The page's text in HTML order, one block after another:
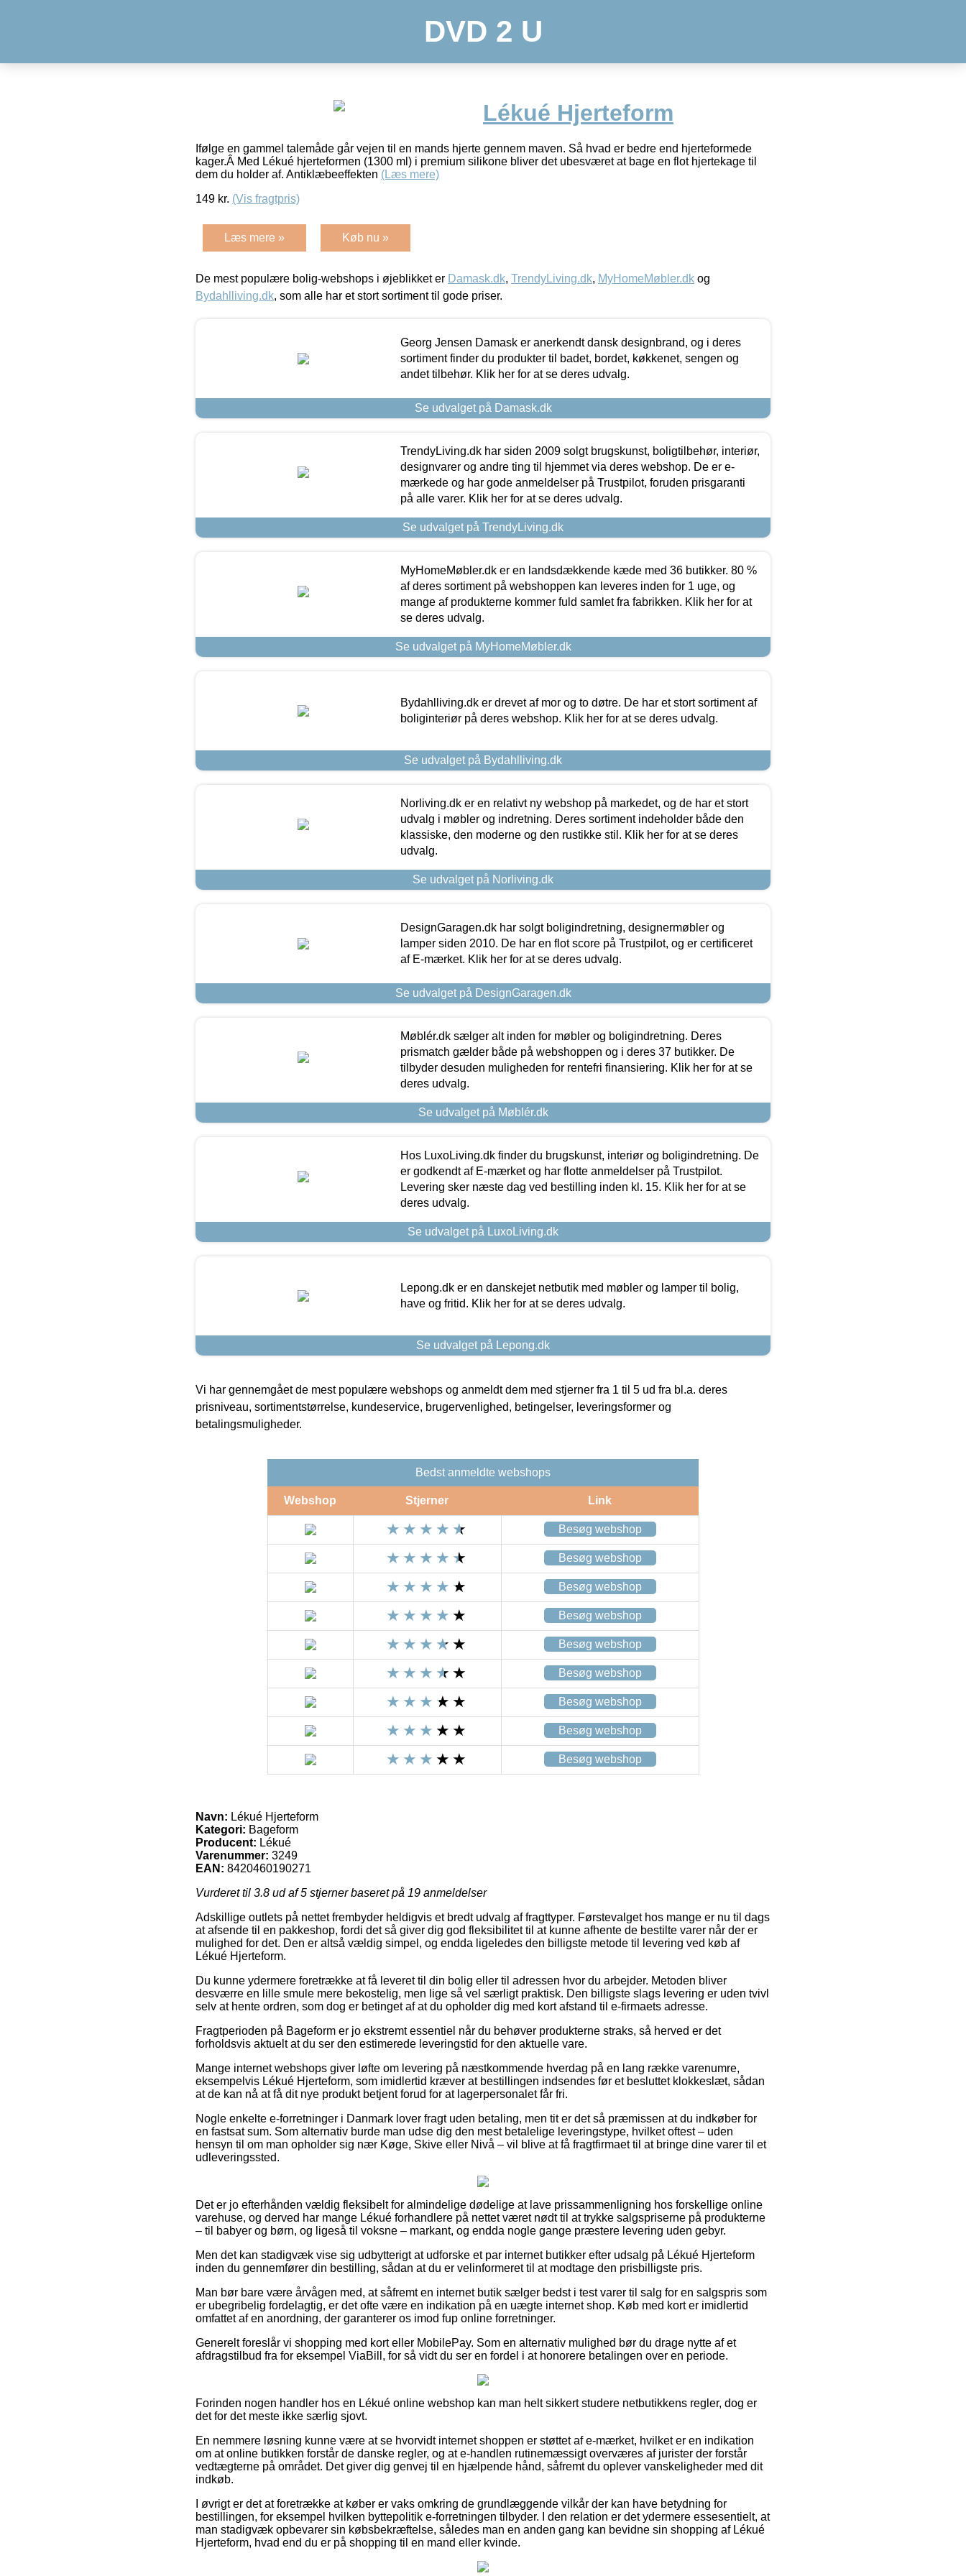
DVD 2 U
Lékué Hjerteform
Ifølge en gammel talemåde går vejen til en mands hjerte gennem maven. Så hvad er bedre end hjerteformede
kager.Â Med Lékué hjerteformen (1300 ml) i premium silikone bliver det ubesværet at bage en flot hjertekage til
dem du holder af. Antiklæbeeffekten (Læs mere)
149 kr. (Vis fragtpris)
Læs mere » Køb nu »
De mest populære bolig-webshops i øjeblikket er Damask.dk, TrendyLiving.dk, MyHomeMøbler.dk og
Bydahlliving.dk, som alle har et stort sortiment til gode priser.
Georg Jensen Damask er anerkendt dansk designbrand, og i deres
sortiment finder du produkter til badet, bordet, køkkenet, sengen og
andet tilbehør. Klik her for at se deres udvalg.
Se udvalget på Damask.dk
TrendyLiving.dk har siden 2009 solgt brugskunst, boligtilbehør, interiør,
designvarer og andre ting til hjemmet via deres webshop. De er e-
mærkede og har gode anmeldelser på Trustpilot, foruden prisgaranti
på alle varer. Klik her for at se deres udvalg.
Se udvalget på TrendyLiving.dk
MyHomeMøbler.dk er en landsdækkende kæde med 36 butikker. 80 %
af deres sortiment på webshoppen kan leveres inden for 1 uge, og
mange af produkterne kommer fuld samlet fra fabrikken. Klik her for at
se deres udvalg.
Se udvalget på MyHomeMøbler.dk
Bydahlliving.dk er drevet af mor og to døtre. De har et stort sortiment af
boliginteriør på deres webshop. Klik her for at se deres udvalg.
Se udvalget på Bydahlliving.dk
Norliving.dk er en relativt ny webshop på markedet, og de har et stort
udvalg i møbler og indretning. Deres sortiment indeholder både den
klassiske, den moderne og den rustikke stil. Klik her for at se deres
udvalg.
Se udvalget på Norliving.dk
DesignGaragen.dk har solgt boligindretning, designermøbler og
lamper siden 2010. De har en flot score på Trustpilot, og er certificeret
af E-mærket. Klik her for at se deres udvalg.
Se udvalget på DesignGaragen.dk
Møblér.dk sælger alt inden for møbler og boligindretning. Deres
prismatch gælder både på webshoppen og i deres 37 butikker. De
tilbyder desuden muligheden for rentefri finansiering. Klik her for at se
deres udvalg.
Se udvalget på Møblér.dk
Hos LuxoLiving.dk finder du brugskunst, interiør og boligindretning. De
er godkendt af E-mærket og har flotte anmeldelser på Trustpilot.
Levering sker næste dag ved bestilling inden kl. 15. Klik her for at se
deres udvalg.
Se udvalget på LuxoLiving.dk
Lepong.dk er en danskejet netbutik med møbler og lamper til bolig,
have og fritid. Klik her for at se deres udvalg.
Se udvalget på Lepong.dk
Vi har gennemgået de mest populære webshops og anmeldt dem med stjerner fra 1 til 5 ud fra bl.a. deres
prisniveau, sortimentstørrelse, kundeservice, brugervenlighed, betingelser, leveringsformer og
betalingsmuligheder.
Bedst anmeldte webshops
Webshop Stjerner Link
Besøg webshop
Besøg webshop
Besøg webshop
Besøg webshop
Besøg webshop
Besøg webshop
Besøg webshop
Besøg webshop
Besøg webshop
Navn: Lékué Hjerteform
Kategori: Bageform
Producent: Lékué
Varenummer: 3249
EAN: 8420460190271
Vurderet til 3.8 ud af 5 stjerner baseret på 19 anmeldelser
Adskillige outlets på nettet frembyder heldigvis et bredt udvalg af fragttyper. Førstevalget hos mange er nu til dags
at afsende til en pakkeshop, fordi det så giver dig god fleksibilitet til at kunne afhente de bestilte varer når der er
mulighed for det. Den er altså vældig simpel, og endda ligeledes den billigste metode til levering ved køb af
Lékué Hjerteform.
Du kunne ydermere foretrække at få leveret til din bolig eller til adressen hvor du arbejder. Metoden bliver
desværre en lille smule mere bekostelig, men lige så vel særligt praktisk. Den billigste slags levering er uden tvivl
selv at hente ordren, som dog er betinget af at du opholder dig med kort afstand til e-firmaets adresse.
Fragtperioden på Bageform er jo ekstremt essentiel når du behøver produkterne straks, så herved er det
forholdsvis aktuelt at du ser den estimerede leveringstid for den aktuelle vare.
Mange internet webshops giver løfte om levering på næstkommende hverdag på en lang række varenumre,
eksempelvis Lékué Hjerteform, som imidlertid kræver at bestillingen indsendes før et besluttet klokkeslæt, sådan
at de kan nå at få dit nye produkt betjent forud for at lagerpersonalet får fri.
Nogle enkelte e-forretninger i Danmark lover fragt uden betaling, men tit er det så præmissen at du indkøber for
en fastsat sum. Som alternativ burde man udse dig den mest betalelige leveringstype, hvilket oftest – uden
hensyn til om man opholder sig nær Køge, Skive eller Nivå – vil blive at få fragtfirmaet til at bringe dine varer til et
udleveringssted.
Det er jo efterhånden vældig fleksibelt for almindelige dødelige at lave prissammenligning hos forskellige online
varehuse, og derved har mange Lékué forhandlere på nettet været nødt til at trykke salgspriserne på produkterne
– til babyer og børn, og ligeså til voksne – markant, og endda nogle gange præstere levering uden gebyr.
Men det kan stadigvæk vise sig udbytterigt at udforske et par internet butikker efter udsalg på Lékué Hjerteform
inden du gennemfører din bestilling, sådan at du er velinformeret til at modtage den prisbilligste pris.
Man bør bare være årvågen med, at såfremt en internet butik sælger bedst i test varer til salg for en salgspris som
er ubegribelig fordelagtig, er det ofte være en indikation på en uægte internet shop. Køb med kort er imidlertid
omfattet af en anordning, der garanterer os imod fup online forretninger.
Generelt foreslår vi shopping med kort eller MobilePay. Som en alternativ mulighed bør du drage nytte af et
afdragstilbud fra for eksempel ViaBill, for så vidt du ser en fordel i at honorere betalingen over en periode.
Forinden nogen handler hos en Lékué online webshop kan man helt sikkert studere netbutikkens regler, dog er
det for det meste ikke særlig sjovt.
En nemmere løsning kunne være at se hvorvidt internet shoppen er støttet af e-mærket, hvilket er en indikation
om at online butikken forstår de danske regler, og at e-handlen rutinemæssigt overværes af jurister der forstår
vedtægterne på området. Det giver dig genvej til en hjælpende hånd, såfremt du oplever vanskeligheder med dit
indkøb.
I øvrigt er det at foretrække at køber er vaks omkring de grundlæggende vilkår der kan have betydning for
bestillingen, for eksempel hvilken byttepolitik e-forretningen tilbyder. I den relation er det ydermere essesentielt, at
man stadigvæk opbevarer sin købsbekræftelse, således man en anden gang kan bevidne sin shopping af Lékué
Hjerteform, hvad end du er på shopping til en mand eller kvinde.